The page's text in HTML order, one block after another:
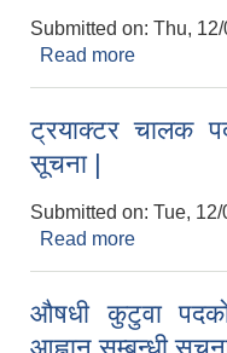
Submitted on: Thu,
Read more
ट्रयाक्टर चालक
सूचना |
Submitted on: Tue,
Read more
औषधी कुटुवा